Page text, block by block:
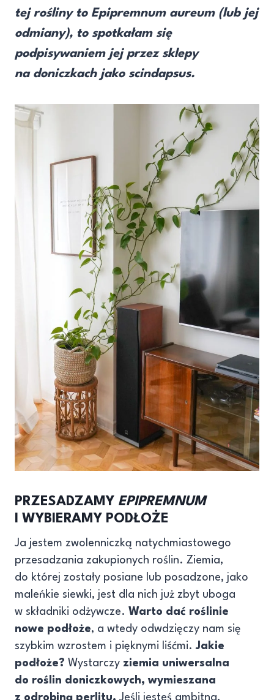
tej rośliny to Epipremnum aureum (lub jej
odmiany), to spotkałam się
podpisywaniem jej przez sklepy
na doniczkach jako scindapsus.
PRZESADZAMY EPIPREMNUM
I WYBIERAMY PODŁOŻE
Ja jestem zwolenniczką natychmiastowego
przesadzania zakupionych roślin. Ziemia,
do której zostały posiane lub posadzone, jako
maleńkie siewki, jest dla nich już zbyt uboga
w składniki odżywcze. Warto dać roślinie
nowe podłoże, a wtedy odwdzięczy nam się
szybkim wzrostem i pięknymi liśćmi.Jakie
podłoże? Wystarczy ziemia uniwersalna
do roślin doniczkowych, wymieszana